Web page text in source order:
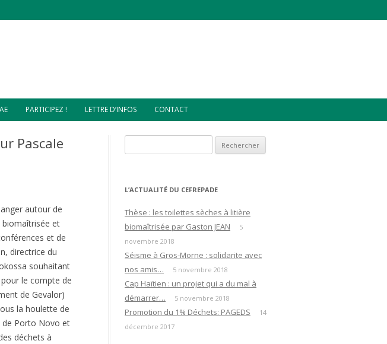
GESTION
GROS MORNE
ÉCOLOGIQUE
SOLAIRE –
– GROS MORNE
2018
PARTICIPEZ ! LETTRE D’INFOS CONTACT
Pascale
autour de
biomaîtrisée et
et de
directrice du
souhaitant
le compte de
de Gevalor)
la houlette de
de Porto Novo et
déchets à
L’ACTUALITÉ DU CEFREPADE
Thèse : les toilettes sèches à litière
biomaîtrisée par Gaston JEAN
5
novembre 2018
Séisme à Gros-Morne : solidarite avec
nos amis…
5 novembre 2018
Cap Haïtien : un projet qui a du mal à
démarrer…
5 novembre 2018
Promotion du 1% Déchets: PAGEDS
14
décembre 2017